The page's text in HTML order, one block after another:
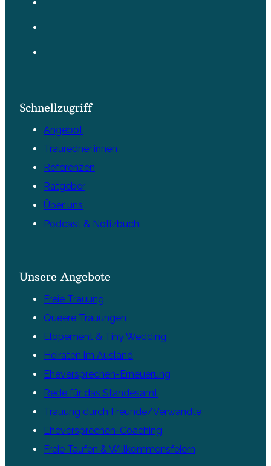
Schnellzugriff
Angebot
Trauredner:innen
Referenzen
Ratgeber
Über uns
Podcast & Notizbuch
Unsere Angebote
Freie Trauung
Queere Trauungen
Elopement & Tiny Wedding
Heiraten im Ausland
Eheversprechen-Erneuerung
Rede für das Standesamt
Trauung durch Freunde/Verwandte
Eheversprechen-Coaching
Freie Taufen & Willkommensfeiern